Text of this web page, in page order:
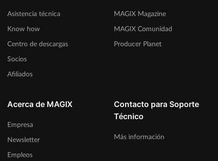
Asistencia técnica
Know how
Centro de descargas
Socios
Afiliados
MAGIX Magazine
MAGIX Comunidad
Producer Planet
Acerca de MAGIX
Empresa
Newsletter
Empleos
Contacto para Soporte
Técnico
Más información